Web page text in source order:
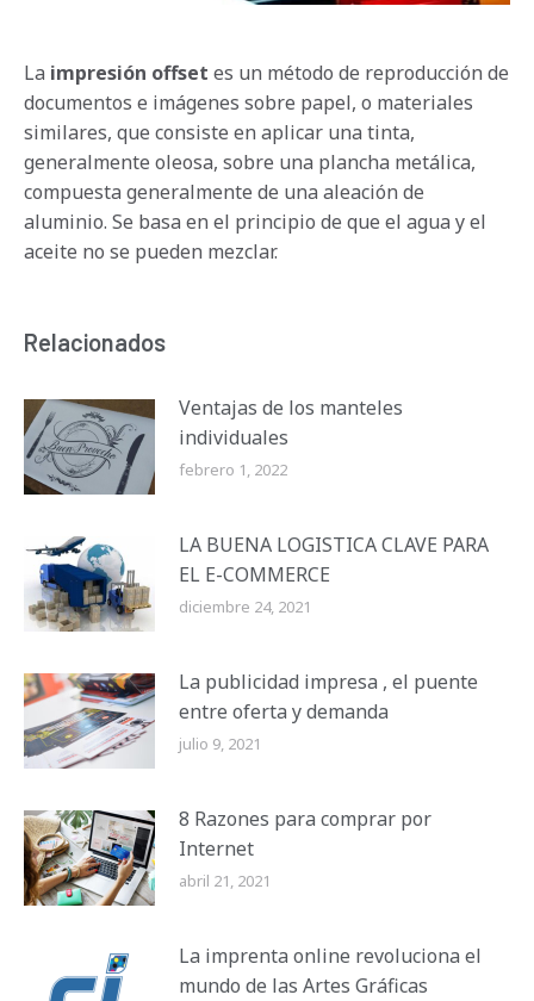
La impresión offset es un método de reproducción de
documentos e imágenes sobre papel, o materiales
similares, que consiste en aplicar una tinta,
generalmente oleosa, sobre una plancha metálica,
compuesta generalmente de una aleación de
aluminio. Se basa en el principio de que el agua y el
aceite no se pueden mezclar.
Relacionados
Ventajas de los manteles
individuales
febrero 1, 2022
LA BUENA LOGISTICA CLAVE PARA
EL E-COMMERCE
diciembre 24, 2021
La publicidad impresa , el puente
entre oferta y demanda
julio 9, 2021
8 Razones para comprar por
Internet
abril 21, 2021
La imprenta online revoluciona el
mundo de las Artes Gráficas